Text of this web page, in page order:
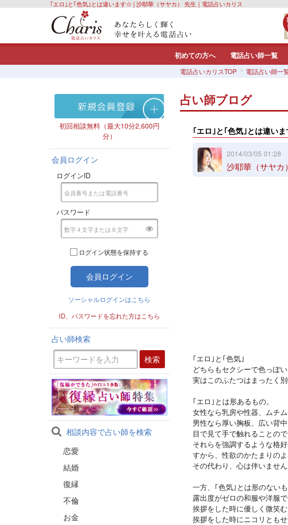
｢エロ｣と｢色気｣とは違います☆ | 沙耶華（サヤカ） 先生｜電話占いカリス
初めての方へ 電話占い師一覧
電話占いカリスTOP 電話占い師一
初回相談無料（最大10分2,600円
分）
会員ログイン
ログインID
パスワード
ログイン状態を保持する
ソーシャルログインはこちら
ID、パスワードを忘れた方はこちら
占い師検索
相談内容で占い師を検索
恋愛
結婚
復縁
不倫
お金
占い師ブログ
｢エロ｣と｢色気｣とは違い
2014/03/05 01:28
沙耶華（サヤカ
｢エロ｣と｢色気｣
どちらもセクシーで色っぽ
実はこのふたつはまったく別
｢エロ｣とは形あるもの。
女性なら乳房や性器、ムチ
男性なら厚い胸板、広い背
目で見て手で触れることの
それらを強調するような格
すから、性欲のかたまりの
その代わり、心は伴いませ
一方、｢色気｣とは形のないも
露出度がゼロの和服や洋服
挨拶をした時に優しく微笑む
挨拶をした時にニコリとも